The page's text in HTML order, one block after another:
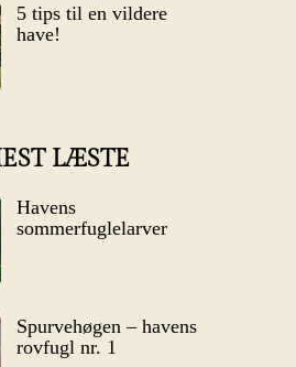
5 tips til en vildere
have!
LÆSTE
Havens
sommerfuglelarver
Spurvehøgen – havens
rovfugl nr. 1